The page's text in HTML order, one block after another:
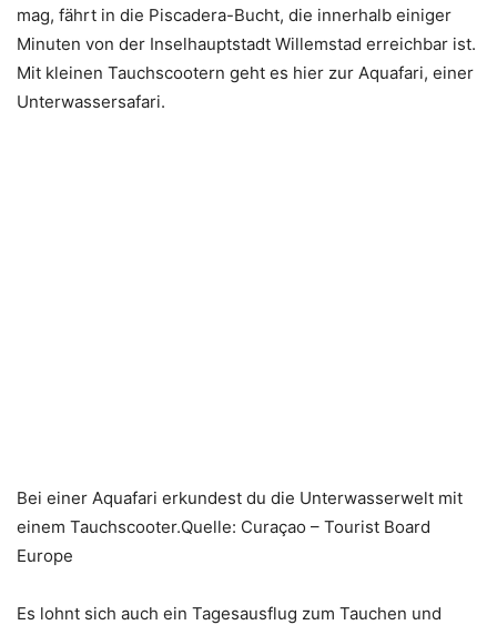
mag, fährt in die Piscadera-Bucht, die innerhalb einiger
Minuten von der Inselhauptstadt Willemstad erreichbar ist.
Mit kleinen Tauchscootern geht es hier zur Aquafari, einer
Unterwassersafari.
Bei einer Aquafari erkundest du die Unterwasserwelt mit
einem Tauchscooter.Quelle: Curaçao – Tourist Board
Europe
Es lohnt sich auch ein Tagesausflug zum Tauchen und